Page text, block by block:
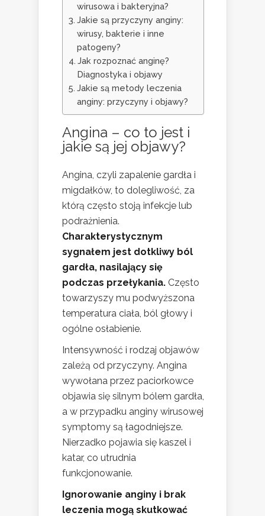
wirusowa i bakteryjna?
Jakie są przyczyny anginy:
wirusy, bakterie i inne
patogeny?
Jak rozpoznać anginę?
Diagnostyka i objawy
Jakie są metody leczenia
anginy: przyczyny i objawy?
Angina – co to jest i
jakie są jej objawy?
Angina, czyli zapalenie gardła i
migdałków, to dolegliwość, za
którą często stoją infekcje lub
podrażnienia.
Charakterystycznym
sygnałem jest dotkliwy ból
gardła, nasilający się
podczas przełykania. Często
towarzyszy mu podwyższona
temperatura ciała, ból głowy i
ogólne osłabienie.
Intensywność i rodzaj objawów
zależą od przyczyny. Angina
wywołana przez paciorkowce
objawia się silnym bólem gardła,
a w przypadku anginy wirusowej
symptomy są łagodniejsze.
Nierzadko pojawia się kaszel i
katar, co utrudnia
funkcjonowanie.
Ignorowanie anginy i brak
leczenia mogą skutkować